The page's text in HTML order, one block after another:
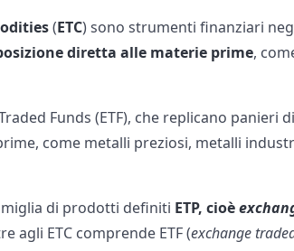
(ETC) sono strumenti finanziari
diretta alle materie prime,
Funds (ETF), che replicano panieri
come metalli preziosi, metalli
di prodotti definiti ETP, cioè
agli ETC comprende ETF (exchange